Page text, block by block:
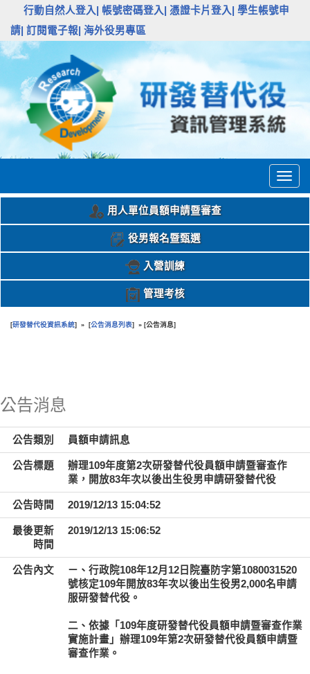
行動自然人登入| 帳號密碼登入| 憑證卡片登入|
學生帳號申
請| 訂閱電子報| 海外役男專區
用人單位員額申請暨審查
役男報名暨甄選
入營訓練
管理考核
[研發替代役資訊系統] » [公告消息列表] » [公告消息]
公告消息
公告類別 員額申請訊息
公告標題
辦理109年度第2次研發替代役員額申請暨審查作
業，開放83年次以後出生役男申請研發替代役
公告時間 2019/12/13 15:04:52
最後更新
時間
2019/12/13 15:06:52
公告內文
ㄧ、行政院108年12月12日院臺防字第1080031520
號核定109年開放83年次以後出生役男2,000名申請
服研發替代役。
二、依據「109年度研發替代役員額申請暨審查作業
實施計畫」辦理109年第2次研發替代役員額申請暨
審查作業。